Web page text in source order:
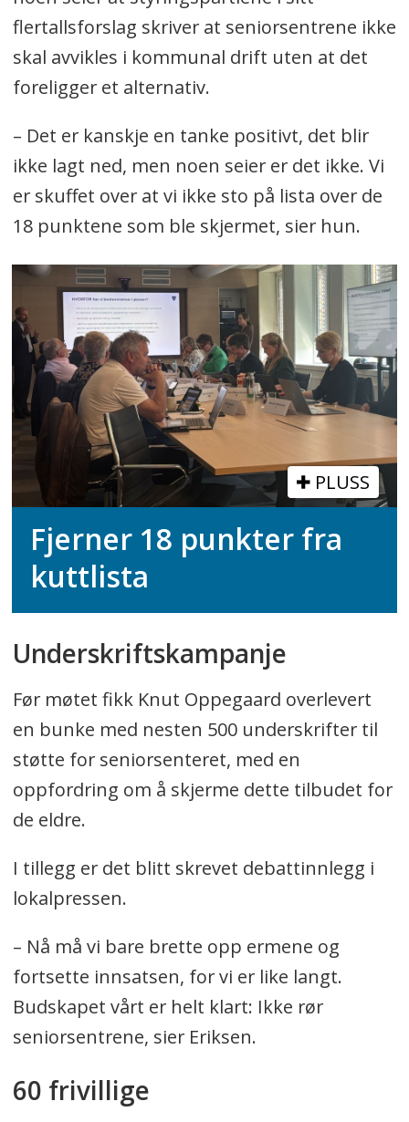
flertallsforslag skriver at seniorsentrene ikke
skal avvikles i kommunal drift uten at det
foreligger et alternativ.
– Det er kanskje en tanke positivt, det blir
ikke lagt ned, men noen seier er det ikke. Vi
er skuffet over at vi ikke sto på lista over de
18 punktene som ble skjermet, sier hun.
PLUSS
Fjerner 18 punkter fra
kuttlista
Underskriftskampanje
Før møtet fikk Knut Oppegaard overlevert
en bunke med nesten 500 underskrifter til
støtte for seniorsenteret, med en
oppfordring om å skjerme dette tilbudet for
de eldre.
I tillegg er det blitt skrevet debattinnlegg i
lokalpressen.
– Nå må vi bare brette opp ermene og
fortsette innsatsen, for vi er like langt.
Budskapet vårt er helt klart: Ikke rør
seniorsentrene, sier Eriksen.
60 frivillige